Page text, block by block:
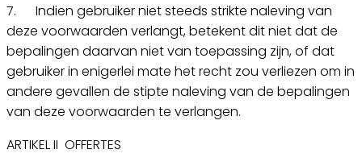
7. Indien gebruiker niet steeds strikte naleving van
deze voorwaarden verlangt, betekent dit niet dat de
bepalingen daarvan niet van toepassing zijn, of dat
gebruiker in enigerlei mate het recht zou verliezen om in
andere gevallen de stipte naleving van de bepalingen
van deze voorwaarden te verlangen.
ARTIKEL II OFFERTES